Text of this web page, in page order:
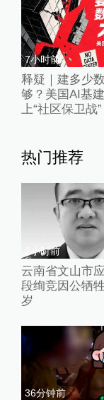
7小时前
释疑｜建多少
够？美国AI基
上“社区保卫战”
热门推荐
2小时前
云南省文山市
段绚竞因公牺
岁
36分钟前